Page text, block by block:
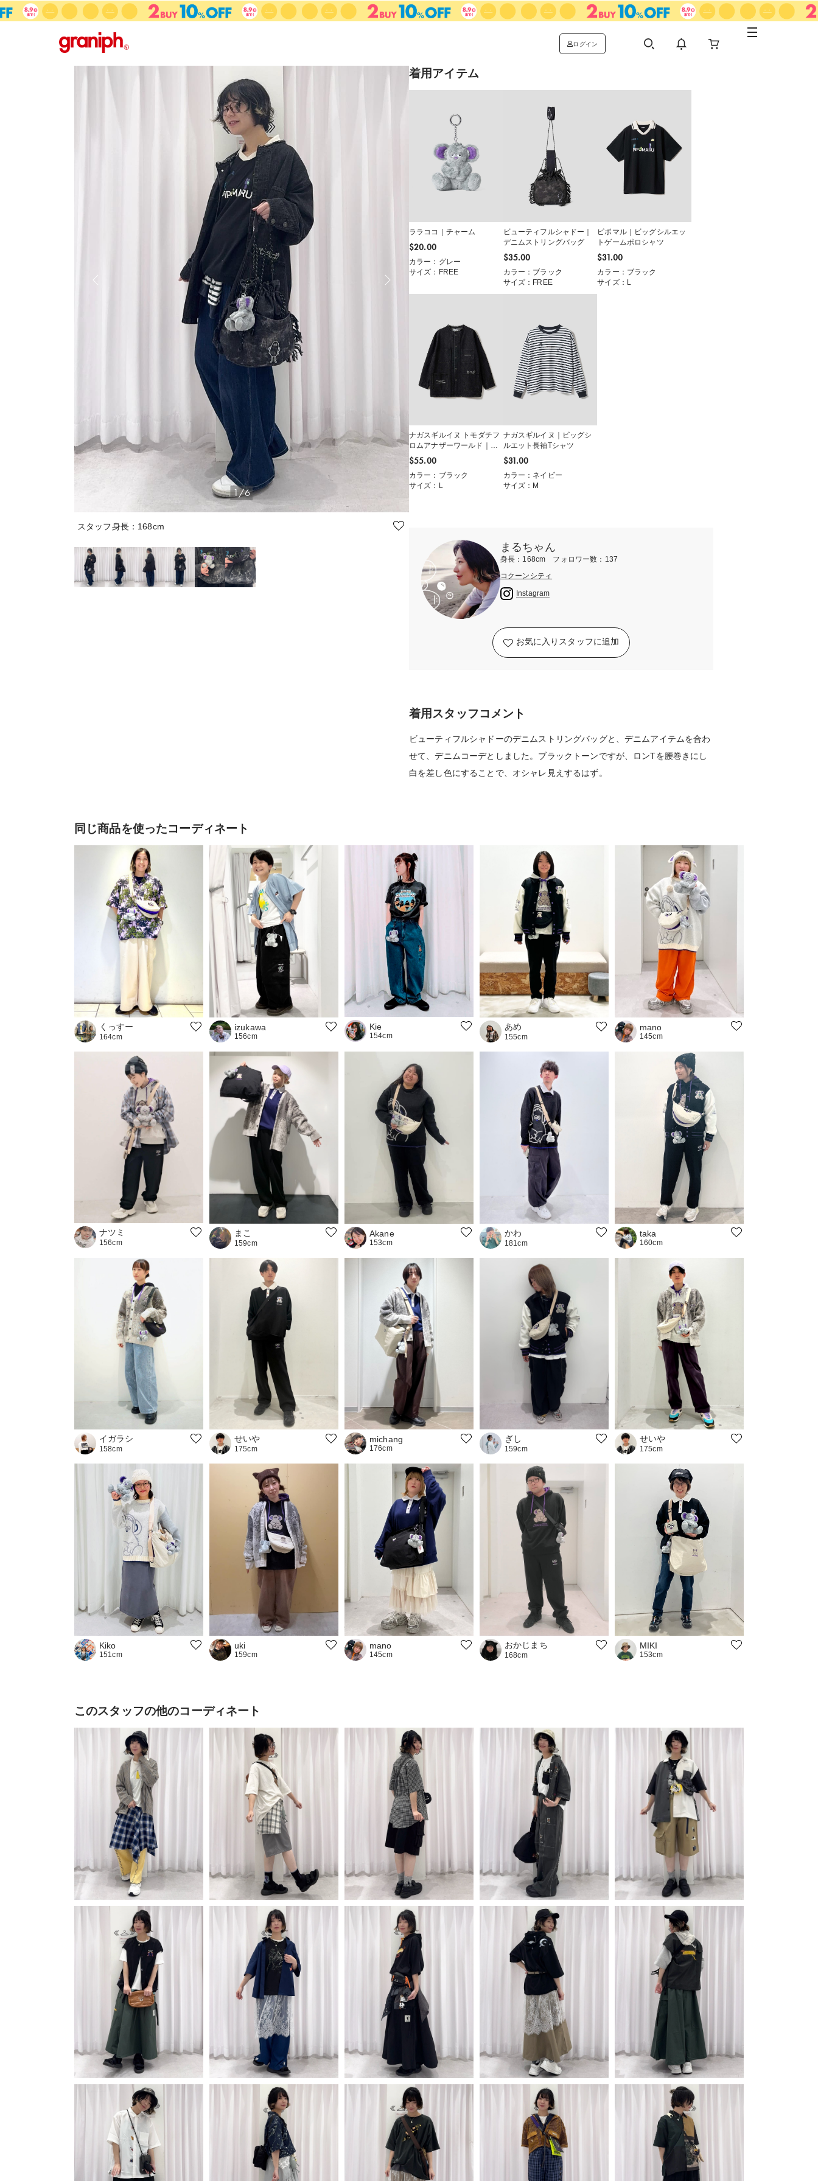
ログイン
1/6
スタッフ身長：168cm
着用アイテム
ララココ｜チャーム
$‌20.00
カラー：グレー
サイズ：FREE
ビューティフルシャドー｜
デニムストリングバッグ
$‌35.00
カラー：ブラック
サイズ：FREE
ピポマル｜ビッグシルエッ
トゲームポロシャツ
$‌31.00
カラー：ブラック
サイズ：L
ナガスギルイヌ トモダチフ
ロムアナザーワールド｜デ
ニムカバーオール
$‌55.00
カラー：ブラック
サイズ：L
ナガスギルイヌ｜ビッグシ
ルエット長袖Tシャツ
$‌31.00
カラー：ネイビー
サイズ：M
まるちゃん
身長：168cm フォロワー数：137
コクーンシティ
Instagram
お気に入りスタッフに追加
着用スタッフコメント
ビューティフルシャドーのデニムストリングバッグと、デニムアイテムを合わ
せて、デニムコーデとしました。ブラックトーンですが、ロンTを腰巻きにし
白を差し色にすることで、オシャレ見えするはず。
同じ商品を使ったコーディネート
くっすー
164cm
izukawa
156cm
Kie
154cm
あめ
155cm
mano
145cm
ナツミ
156cm
まこ
159cm
Akane
153cm
かわ
181cm
taka
160cm
イガラシ
158cm
せいや
175cm
michang
176cm
ぎし
159cm
せいや
175cm
Kiko
151cm
uki
159cm
mano
145cm
おかじまち
168cm
MIKI
153cm
このスタッフの他のコーディネート